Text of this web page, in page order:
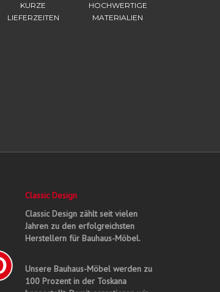
KURZE
LIEFERZEITEN
HOCHWERTIGE
MATERIALIEN
Classic Design
Classic Design zählt seit vielen
Jahren zu den erfolgreichsten
Herstellern für Bauhaus-Möbel.
Unsere Bauhaus-Möbel werden zu
100 Prozent in der Toskana